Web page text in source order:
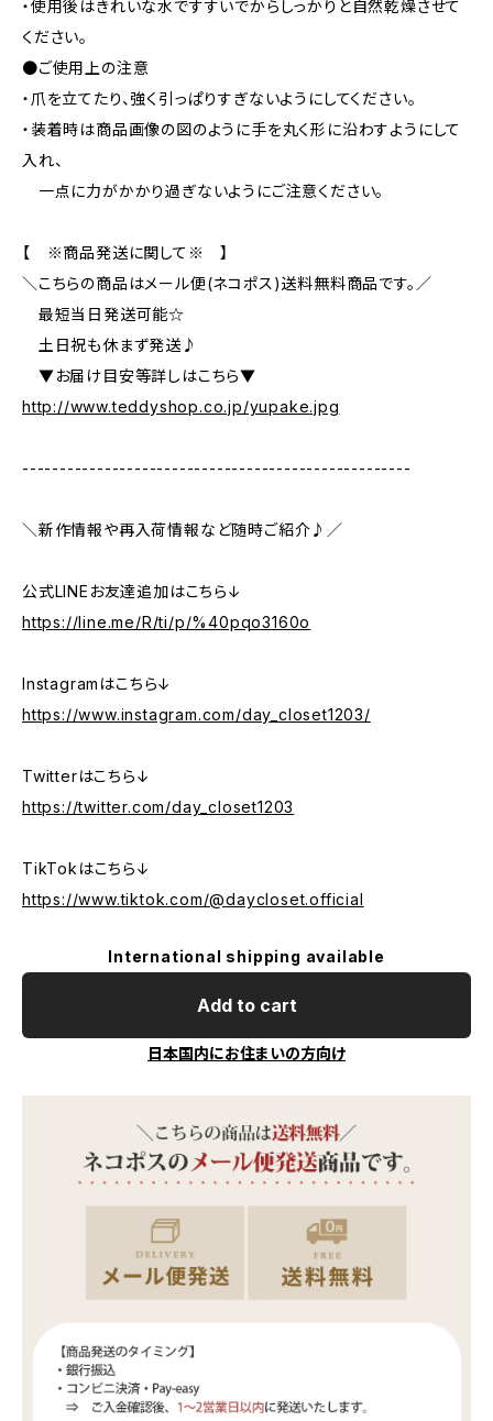
・使用後はきれいな水ですすいでからしっかりと自然乾燥させて
ください。
●ご使用上の注意
・爪を立てたり、強く引っぱりすぎないようにしてください。
・装着時は商品画像の図のように手を丸く形に沿わすようにして
入れ、
一点に力がかかり過ぎないようにご注意ください。
【 ※商品発送に関して※ 】
＼こちらの商品はメール便(ネコポス)送料無料商品です。／
最短当日発送可能☆
土日祝も休まず発送♪
▼お届け目安等詳しはこちら▼
http://www.teddyshop.co.jp/yupake.jpg
----------------------------------------------------
＼新作情報や再入荷情報など随時ご紹介♪／
公式LINEお友達追加はこちら↓
https://line.me/R/ti/p/%40pqo3160o
Instagramはこちら↓
https://www.instagram.com/day_closet1203/
Twitterはこちら↓
https://twitter.com/day_closet1203
TikTokはこちら↓
https://www.tiktok.com/@daycloset.official
International shipping available
Add to cart
日本国内にお住まいの方向け